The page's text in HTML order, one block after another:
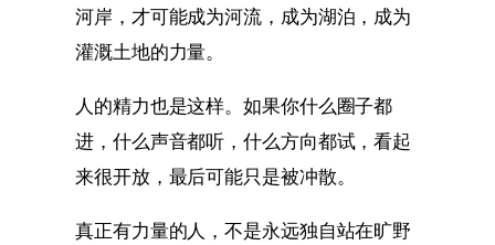
河岸，才可能成为河流，成为湖泊，成为
灌溉土地的力量。
人的精力也是这样。如果你什么圈子都
进，什么声音都听，什么方向都试，看起
来很开放，最后可能只是被冲散。
真正有力量的人，不是永远独自站在旷野